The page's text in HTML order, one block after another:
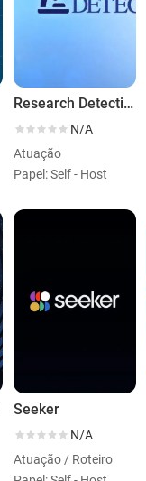
Research Detectives
N/A
Atuação
Papel: Self - Host
Seeker
N/A
Atuação / Roteiro